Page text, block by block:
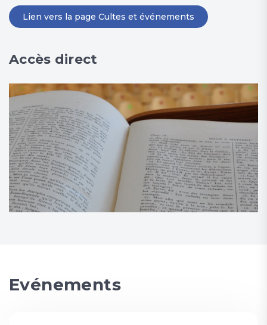
Lien vers la page Cultes et événements
Accès direct
Evénements